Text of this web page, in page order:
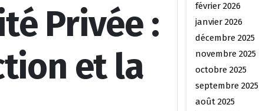
Privée :
et la
février 2026
janvier 2026
décembre 2025
novembre 2025
octobre 2025
septembre 2025
août 2025